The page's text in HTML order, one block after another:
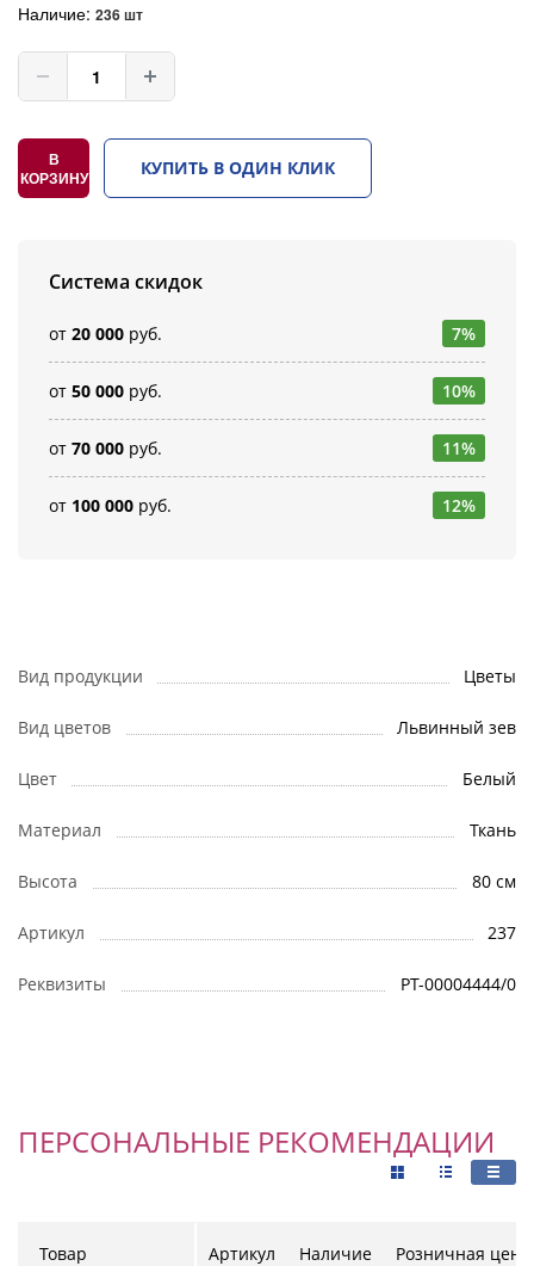
Наличие: 236 шт
В
КОРЗИНУ
КУПИТЬ В ОДИН КЛИК
Система скидок
от 20 000 руб. 7%
от 50 000 руб. 10%
от 70 000 руб. 11%
от 100 000 руб. 12%
Вид продукции Цветы
Вид цветов Львинный зев
Цвет Белый
Материал Ткань
Высота 80 см
Артикул 237
Реквизиты РТ-00004444/0
ПЕРСОНАЛЬНЫЕ РЕКОМЕНДАЦИИ
Товар Артикул Наличие Розничная цена